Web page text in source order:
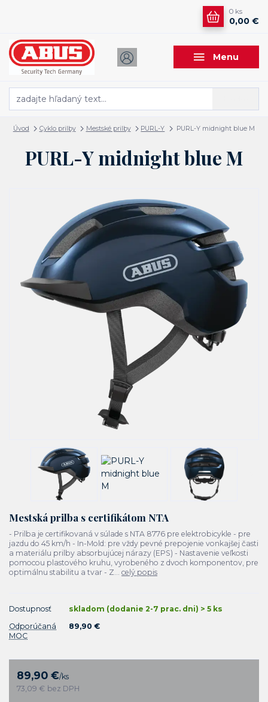
Menu
0 ks
0,00 €
Úvod Cyklo prilby Mestské prilby PURL-Y PURL-Y midnight blue M
PURL-Y midnight blue M
Mestská prilba s certifikátom NTA
- Prilba je certifikovaná v súlade s NTA 8776 pre elektrobicykle - pre
jazdu do 45 km/h - In-Mold: pre vždy pevné prepojenie vonkajšej časti
a materiálu prilby absorbujúcej nárazy (EPS) - Nastavenie veľkosti
pomocou plastového kruhu, vyrobeného z dvoch komponentov, pre
optimálnu stabilitu a tvar - Z... celý popis
Dostupnosť
skladom (dodanie 2-7 prac. dni) > 5 ks
Odporúčaná
MOC
89,90 €
89,90 €/ks
73,09 € bez DPH